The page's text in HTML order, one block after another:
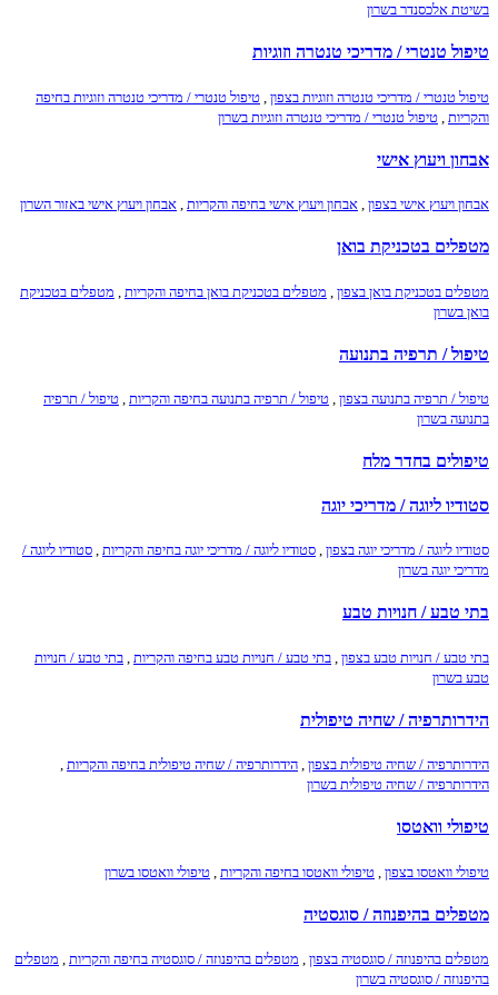
בשיטת אלכסנדר בשרון
טיפול טנטרי / מדריכי טנטרה וזוגיות
טיפול טנטרי / מדריכי טנטרה וזוגיות בצפון טיפול טנטרי / מדריכי טנטרה וזוגיות בחיפה
והקריות
טיפול טנטרי / מדריכי טנטרה וזוגיות בשרון
אבחון ויעוץ אישי
אבחון ויעוץ אישי בצפון , אבחון ויעוץ אישי בחיפה והקריות , אבחון ויעוץ אישי באזור השרון
מטפלים בטכניקת בואן
מטפלים בטכניקת בואן בצפון מטפלים בטכניקת בואן בחיפה והקריות
מטפלים בטכניקת
בואן בשרון
טיפול / תרפיה בתנועה
טיפול / תרפיה בתנועה בצפון , טיפול / תרפיה בתנועה בחיפה והקריות , טיפול / תרפיה
בתנועה בשרון
טיפולים בחדר מלח
סטודיו ליוגה / מדריכי יוגה
סטודיו ליוגה / מדריכי יוגה בצפון סטודיו ליוגה / מדריכי יוגה בחיפה והקריות
סטודיו ליוגה /
מדריכי יוגה בשרון
בתי טבע / חנויות טבע
בתי טבע / חנויות טבע בצפון בתי טבע / חנויות טבע בחיפה והקריות
בתי טבע / חנויות
טבע בשרון
הידרותרפיה / שחיה טיפולית
הידרותרפיה / שחיה טיפולית בצפון , הידרותרפיה / שחיה טיפולית בחיפה והקריות ,
הידרותרפיה / שחיה טיפולית בשרון
טיפולי וואטסו
טיפולי וואטסו בצפון טיפולי וואטסו בחיפה והקריות טיפולי וואטסו בשרון
מטפלים בהיפנוזה / סוגסטיה
מטפלים בהיפנוזה / סוגסטיה בצפון , מטפלים בהיפנוזה / סוגסטיה בחיפה והקריות , מטפלים
בהיפנוזה / סוגסטיה בשרון